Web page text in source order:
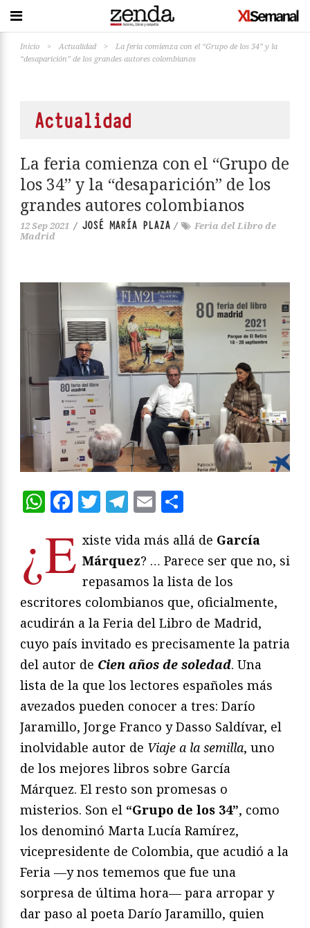
Inicio > Actualidad >
La feria comienza con el “Grupo de los 34” y la
“desaparición” de los grandes autores colombianos
Actualidad
La feria comienza con el “Grupo de
los 34” y la “desaparición” de los
grandes autores colombianos
12 Sep 2021 / JOSÉ MARÍA PLAZA /
Feria del Libro de
Madrid
WhatsApp
Facebook
Twitter
Telegram
Email
¿E xiste vida más allá de García
Márquez? … Parece ser que no, si
repasamos la lista de los
escritores colombianos que, oficialmente,
acudirán a la Feria del Libro de Madrid,
cuyo país invitado es precisamente la patria
del autor de Cien años de soledad. Una
lista de la que los lectores españoles más
avezados pueden conocer a tres: Darío
Jaramillo, Jorge Franco y Dasso Saldívar, el
inolvidable autor de Viaje a la semilla, uno
de los mejores libros sobre García
Márquez. El resto son promesas o
misterios. Son el “Grupo de los 34”, como
los denominó Marta Lucía Ramírez,
vicepresidente de Colombia, que acudió a la
Feria —y nos tememos que fue una
sorpresa de última hora— para arropar y
dar paso al poeta Darío Jaramillo, quien